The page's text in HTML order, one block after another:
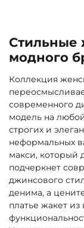
Стильные
модного
Коллекция
современного
модель на
строгих и
неформальных
макси, который
подчеркнет
джинсового
денима, а
платье жакет